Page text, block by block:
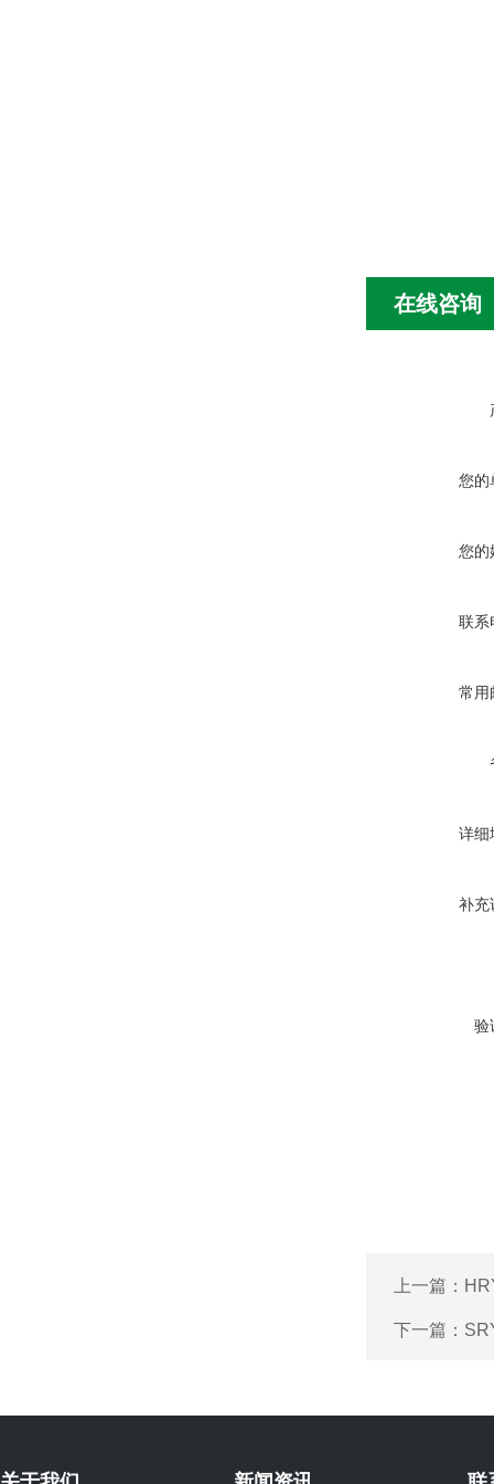
在线咨询
您的
您的
联系
常用
详细
补充
验
上一篇：
下一篇：